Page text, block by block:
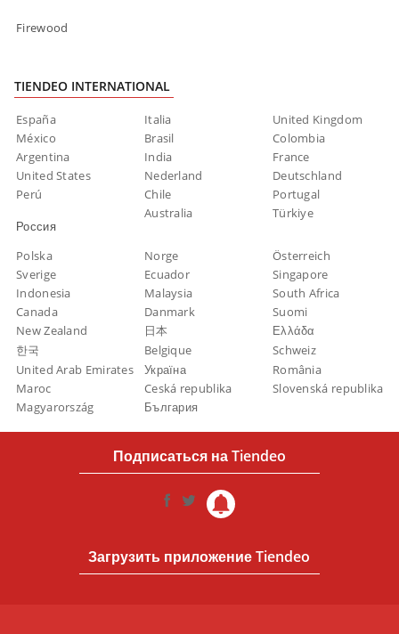
Firewood
TIENDEO INTERNATIONAL
España Italia
United Kingdom
México
Brasil
Colombia
Argentina
India
France
United States
Nederland
Deutschland
Perú
Chile
Portugal
Россия
Australia Türkiye
Polska Norge
Österreich
Sverige
Ecuador
Singapore
Indonesia
Malaysia
South Africa
Canada
Danmark
Suomi
New Zealand
日本
Ελλάδα
한국
Belgique
Schweiz
United Arab Emirates
Україна
România
Maroc
Ceská republika
Slovenská republika
Magyarország
България
Подписаться на Tiendeo
Загрузить приложение Tiendeo